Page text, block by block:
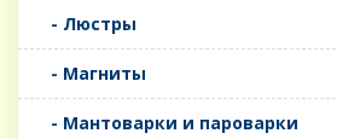
- Люстры
- Магниты
- Мантоварки и пароварки